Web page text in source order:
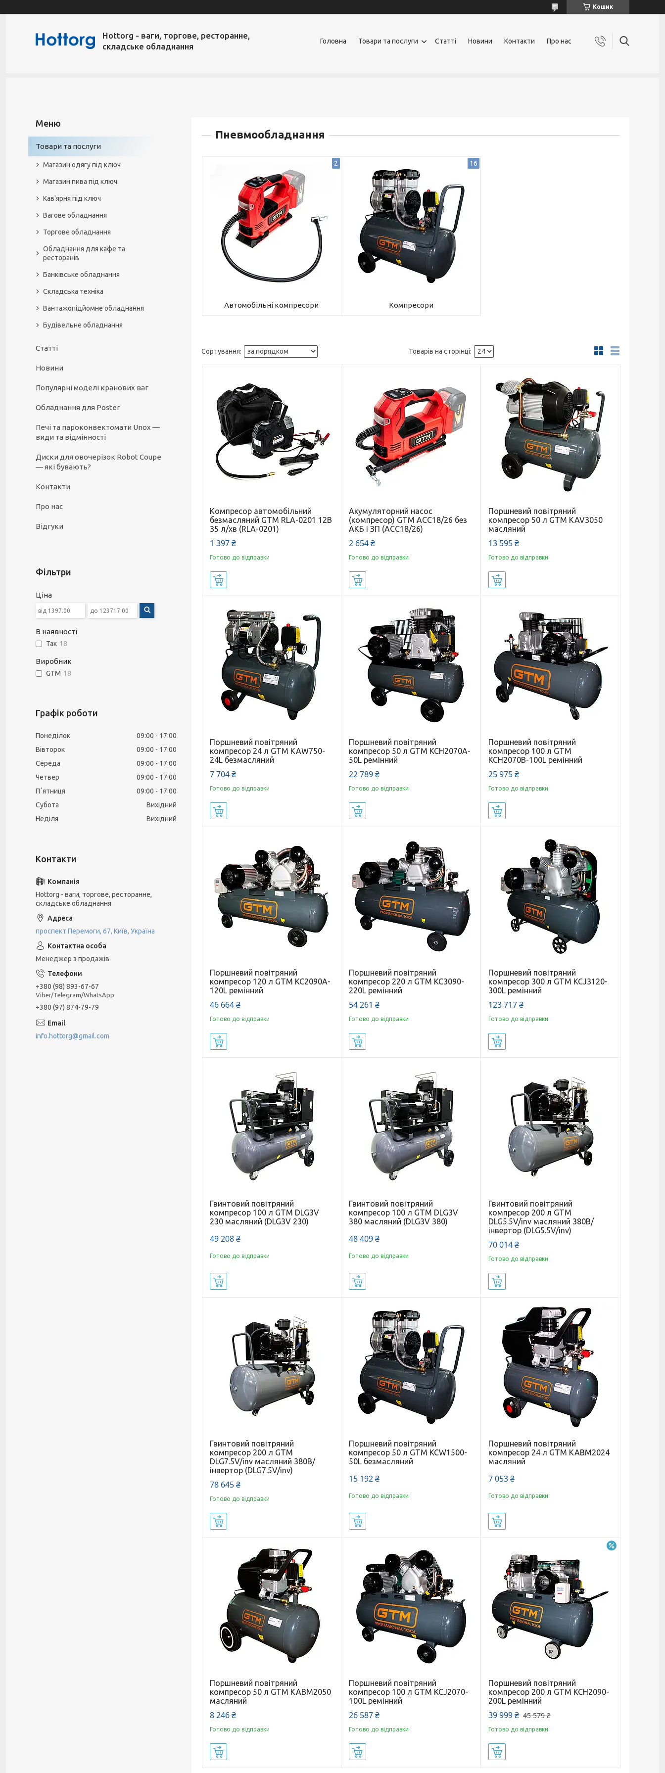
Кошик
Hottorg - ваги, торгове, ресторанне,
складське обладнання
Головна Товари та послуги Статті Новини Контакти Про нас
Пневмообладнання
2
Автомобільні компресори
16
Компресори
Компресор автомобільний
безмасляний GTM RLA-0201 12В
35 л/хв (RLA-0201)
1 397 ₴
Готово до відправки
Акумуляторний насос
(компресор) GTM AСC18/26 без
АКБ і ЗП (AСC18/26)
2 654 ₴
Готово до відправки
Поршневий повітряний
компресор 50 л GTM KAV3050
масляний
13 595 ₴
Готово до відправки
Поршневий повітряний
компресор 24 л GTM KAW750-
24L безмасляний
7 704 ₴
Готово до відправки
Поршневий повітряний
компресор 50 л GTM KCH2070A-
50L ремінний
22 789 ₴
Готово до відправки
Поршневий повітряний
компресор 100 л GTM
KCH2070B-100L ремінний
25 975 ₴
Готово до відправки
Поршневий повітряний
компресор 120 л GTM KC2090A-
120L ремінний
46 664 ₴
Готово до відправки
Поршневий повітряний
компресор 220 л GTM KC3090-
220L ремінний
54 261 ₴
Готово до відправки
Поршневий повітряний
компресор 300 л GTM KCJ3120-
300L ремінний
123 717 ₴
Готово до відправки
Гвинтовий повітряний
компресор 100 л GTM DLG3V
230 масляний (DLG3V 230)
49 208 ₴
Готово до відправки
Гвинтовий повітряний
компресор 100 л GTM DLG3V
380 масляний (DLG3V 380)
48 409 ₴
Готово до відправки
Гвинтовий повітряний
компресор 200 л GTM
DLG5.5V/inv масляний 380В/
інвертор (DLG5.5V/inv)
70 014 ₴
Готово до відправки
Гвинтовий повітряний
компресор 200 л GTM
DLG7.5V/inv масляний 380В/
інвертор (DLG7.5V/inv)
78 645 ₴
Готово до відправки
Поршневий повітряний
компресор 50 л GTM KCW1500-
50L безмасляний
15 192 ₴
Готово до відправки
Поршневий повітряний
компресор 24 л GTM KABM2024
масляний
7 053 ₴
Готово до відправки
Поршневий повітряний
компресор 50 л GTM KABM2050
масляний
8 246 ₴
Готово до відправки
Поршневий повітряний
компресор 100 л GTM KCJ2070-
100L ремінний
26 587 ₴
Готово до відправки
Поршневий повітряний
компресор 200 л GTM KCH2090-
200L ремінний
39 999 ₴ 45 579 ₴
Готово до відправки
Товари та послуги
Магазин одягу під ключ
Магазин пива під ключ
Кав'ярня під ключ
Вагове обладнання
Торгове обладнання
Обладнання для кафе та
ресторанів
Банківське обладнання
Складська техніка
Вантажопідйомне обладнання
Будівельне обладнання
Статті
Новини
Популярні моделі кранових ваг
Обладнання для Poster
Печі та пароконвектомати Unox —
види та відмінності
Диски для овочерізок Robot Coupe
— які бувають?
Контакти
Про нас
Відгуки
Фільтри
Ціна
В наявності
Так 18
Виробник
GTM 18
Графік роботи
Понеділок 09:00
17:00
Вівторок
09:00
17:00
Середа
09:00
17:00
Четвер
09:00
17:00
Пʼятниця
09:00
17:00
Субота
Вихідний
Неділя
Вихідний
Hottorg - ваги, торгове, ресторанне,
складське обладнання
проспект Перемоги, 67, Київ, Україна
Менеджер з продажів
+380 (98) 893-67-67
Viber/Telegram/WhatsApp
+380 (97) 874-79-79
info.hottorg@gmail.com